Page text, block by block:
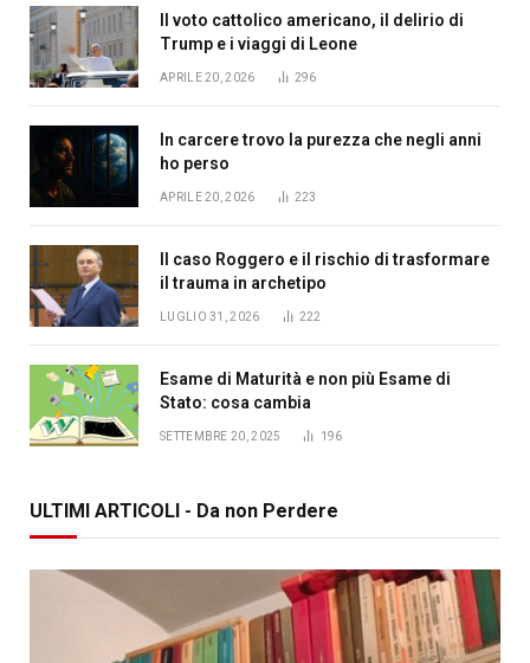
Il voto cattolico americano, il delirio di
Trump e i viaggi di Leone
APRILE 20, 2026 296
In carcere trovo la purezza che negli anni
ho perso
APRILE 20, 2026 223
Il caso Roggero e il rischio di trasformare
il trauma in archetipo
LUGLIO 31, 2026 222
Esame di Maturità e non più Esame di
Stato: cosa cambia
SETTEMBRE 20, 2025 196
ULTIMI ARTICOLI - Da non Perdere